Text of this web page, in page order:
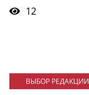
12
ВЫБОР РЕДАКЦИИ